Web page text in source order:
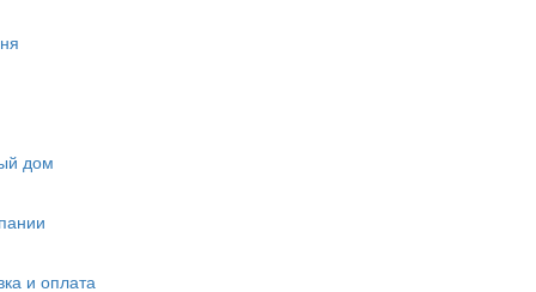
дом
и оплата